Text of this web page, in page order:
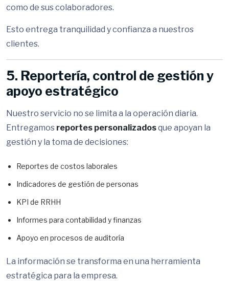
como de sus colaboradores.
Esto entrega tranquilidad y confianza a nuestros
clientes.
5. Reportería, control de gestión y
apoyo estratégico
Nuestro servicio no se limita a la operación diaria.
Entregamos reportes personalizadosque apoyan la
gestión y la toma de decisiones:
Reportes de costos laborales
Indicadores de gestión de personas
KPI de RRHH
Informes para contabilidad y finanzas
Apoyo en procesos de auditoría
La información se transforma en una herramienta
estratégica para la empresa.